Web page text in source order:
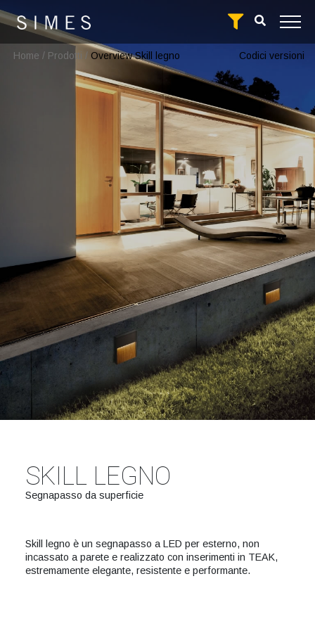
Home / Prodotti / Overview Skill legno Codici versioni
SKILL LEGNO
Segnapasso da superficie
Skill legno è un segnapasso a LED per esterno, non
incassato a parete e realizzato con inserimenti in TEAK,
estremamente elegante, resistente e performante.